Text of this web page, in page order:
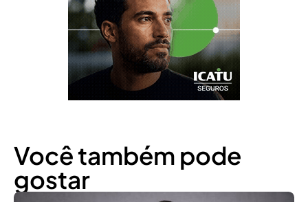
Você também pode
gostar